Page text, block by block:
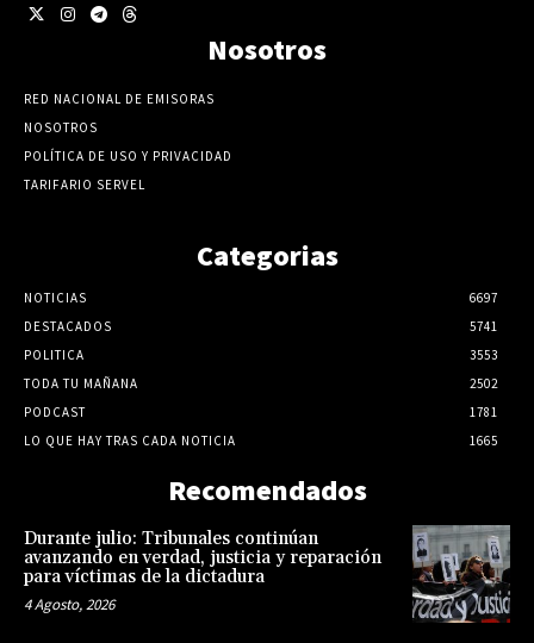
Nosotros
RED NACIONAL DE EMISORAS
NOSOTROS
POLÍTICA DE USO Y PRIVACIDAD
TARIFARIO SERVEL
Categorias
NOTICIAS
6697
DESTACADOS
5741
POLITICA
3553
TODA TU MAÑANA
2502
PODCAST
1781
LO QUE HAY TRAS CADA NOTICIA
1665
Recomendados
Durante julio: Tribunales continúan
avanzando en verdad, justicia y reparación
para víctimas de la dictadura
4 Agosto, 2026